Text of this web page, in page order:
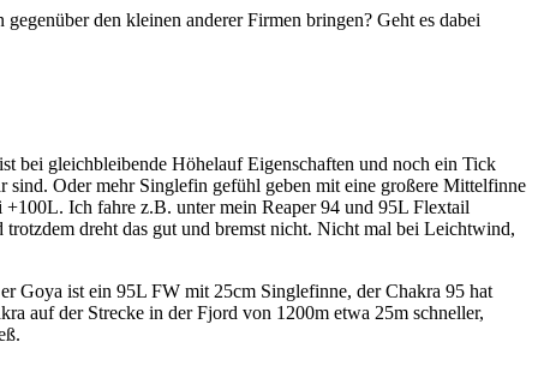
den kleinen anderer Firmen bringen? Geht es dabei
bei gleichbleibende Höhelauf Eigenschaften und noch ein Tick
sind. Oder mehr Singlefin gefühl geben mit eine großere Mittelfinne
Ich fahre z.B. unter mein Reaper 94 und 95L Flextail
dreht das gut und bremst nicht. Nicht mal bei Leichtwind,
Goya ist ein 95L FW mit 25cm Singlefinne, der Chakra 95 hat
auf der Strecke in der Fjord von 1200m etwa 25m schneller,